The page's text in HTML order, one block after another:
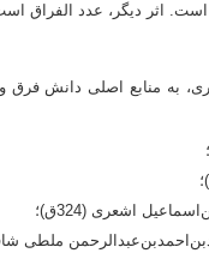
اثر دیگر، عدد الفراق
به منابع اصلی دانش فرق
اشعری (324ق)؛
ملطی شافعی